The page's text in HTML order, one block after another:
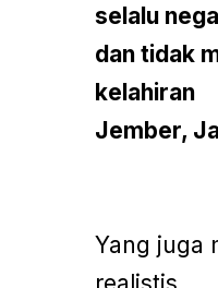
selalu
dan tidak
kelahiran
Jember,
Yang juga